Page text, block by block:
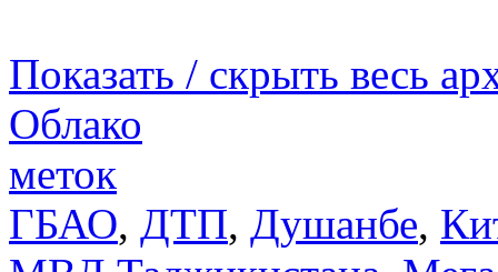
Показать / скрыть весь
Облако
меток
ГБАО, ДТП, Душанбе,